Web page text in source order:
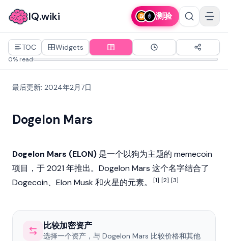
IQ.wiki 测验
TOC Widgets
0% read
最后更新: 2024年2月7日
Dogelon Mars
Dogelon Mars (ELON) 是一个以狗为主题的 memecoin
项目，于 2021 年推出。Dogelon Mars 这个名字结合了
Dogecoin、 Elon Musk和火星的元素。 [1] [2] [3]
比较加密资产
选择一个资产，与 Dogelon Mars 比较价格和其他